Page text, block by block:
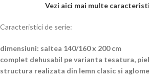
Vezi aici mai multe
Caracteristici de serie:
dimensiuni: saltea 140/160 x 200 cm
complet dehusabil pe varianta tesatura,
structura realizata din lemn clasic si